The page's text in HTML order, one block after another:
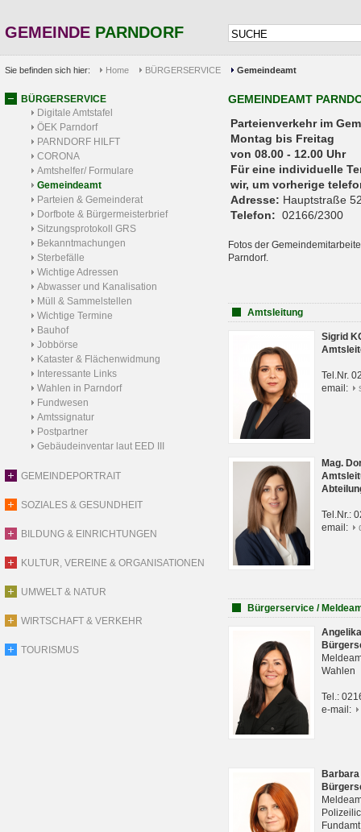
GEMEINDE PARNDORF
Sie befinden sich hier: Home BÜRGERSERVICE Gemeindeamt
BÜRGERSERVICE
Digitale Amtstafel
ÖEK Parndorf
PARNDORF HILFT
CORONA
Amtshelfer/ Formulare
Gemeindeamt
Parteien & Gemeinderat
Dorfbote & Bürgermeisterbrief
Sitzungsprotokoll GRS
Bekanntmachungen
Sterbefälle
Wichtige Adressen
Abwasser und Kanalisation
Müll & Sammelstellen
Wichtige Termine
Bauhof
Jobbörse
Kataster & Flächenwidmung
Interessante Links
Wahlen in Parndorf
Fundwesen
Amtssignatur
Postpartner
Gebäudeinventar laut EED III
GEMEINDEPORTRAIT
SOZIALES & GESUNDHEIT
BILDUNG & EINRICHTUNGEN
KULTUR, VEREINE & ORGANISATIONEN
UMWELT & NATUR
WIRTSCHAFT & VERKEHR
TOURISMUS
GEMEINDEAMT
Parteienverkehr
Montag bis Freitag
von 08.00 - 12.00 Uhr
Für eine individuelle
wir, um vorherige
Adresse: Hauptstraße
Telefon: 02166/2300
Fotos der
Parndorf.
Amtsleitung
Sigrid
Tel.Nr.
email:
Mag.
Tel.Nr.:
email:
Bürgerservice /
Wahlen
Tel.:
e-mail: